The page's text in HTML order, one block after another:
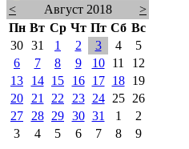
< Август 2018
>
Пн Вт Ср Чт Пт Сб Вс
30 31 1 2 3 4
5
6
7 8 9 10 11
12
13
14 15 16 17 18
19
20
21 22 23 24 25
26
27
28 29 30 31 1
2
3
4 5 6 7 8 9